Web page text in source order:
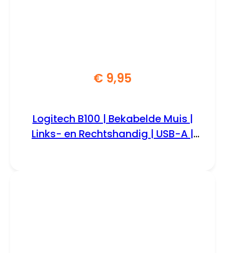
€ 9,95
Logitech B100 | Bekabelde Muis |
Links- en Rechtshandig | USB-A |